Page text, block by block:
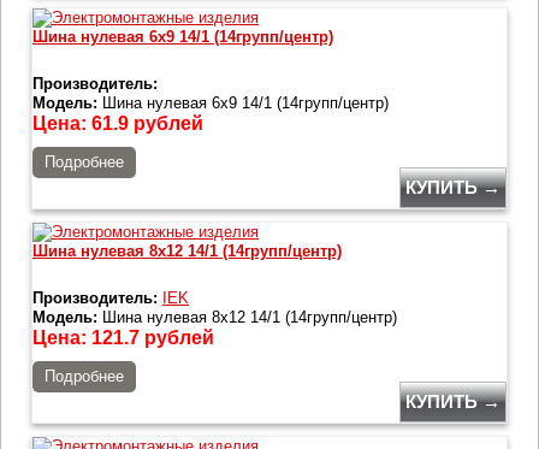
Шина нулевая 6х9 14/1 (14групп/центр)
Производитель:
Модель: Шина нулевая 6х9 14/1 (14групп/центр)
Цена: 61.9 рублей
Подробнее
КУПИТЬ →
Шина нулевая 8х12 14/1 (14групп/центр)
Производитель:
IEK
Модель: Шина нулевая 8х12 14/1 (14групп/центр)
Цена: 121.7 рублей
Подробнее
КУПИТЬ →